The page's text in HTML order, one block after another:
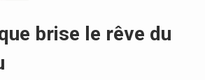
brise le rêve du